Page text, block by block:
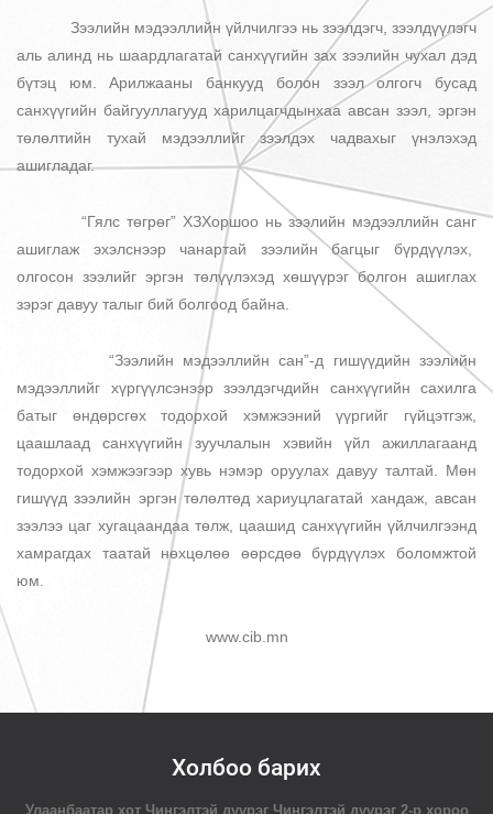
Зээлийн мэдээллийн үйлчилгээ нь зээлдэгч, зээлдүүлэгч
аль алинд нь шаардлагатай санхүүгийн зах зээлийн чухал дэд
бүтэц юм. Арилжааны банкууд болон зээл олгогч бусад
санхүүгийн байгууллагууд харилцагчдынхаа авсан зээл, эргэн
төлөлтийн тухай мэдээллийг зээлдэх чадвахыг үнэлэхэд
ашигладаг.
“Гялс төгрөг” ХЗХоршоо нь зээлийн мэдээллийн санг
ашиглаж эхэлснээр чанартай зээлийн багцыг бүрдүүлэх,
олгосон зээлийг эргэн төлүүлэхэд хөшүүрэг болгон ашиглах
зэрэг давуу талыг бий болгоод байна.
“Зээлийн мэдээллийн сан”-д гишүүдийн зээлийн
мэдээллийг хүргүүлсэнээр зээлдэгчдийн санхүүгийн сахилга
батыг өндөрсгөх тодорхой хэмжээний үүргийг гүйцэтгэж,
цаашлаад санхүүгийн зуучлалын хэвийн үйл ажиллагаанд
тодорхой хэмжээгээр хувь нэмэр оруулах давуу талтай. Мөн
гишүүд зээлийн эргэн төлөлтөд хариуцлагатай хандаж, авсан
зээлээ цаг хугацаандаа төлж, цаашид санхүүгийн үйлчилгээнд
хамрагдах таатай нөхцөлөө өөрсдөө бүрдүүлэх боломжтой
юм.
www.cib.mn
Холбоо барих
Улаанбаатар хот Чингэлтэй дүүрэг Чингэлтэй дүүрэг 2-р хороо